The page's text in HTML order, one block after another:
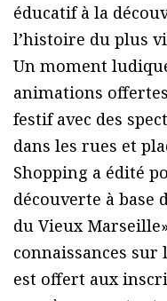
éducatif à la
l’histoire du plus
Un moment
animations
festif avec des
dans les rues et
Shopping a édité
découverte à base
du Vieux
connaissances sur
est offert aux